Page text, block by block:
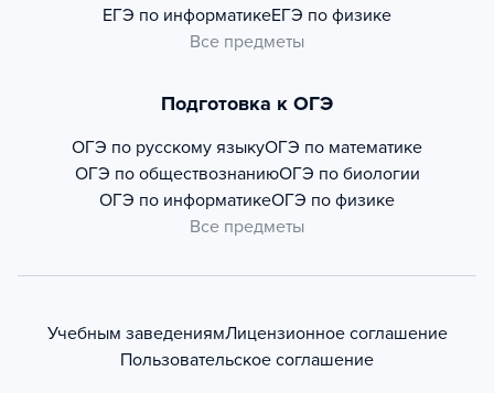
ЕГЭ по информатикеЕГЭ по физике
Все предметы
Подготовка к ОГЭ
ОГЭ по русскому языкуОГЭ по математике
ОГЭ по обществознаниюОГЭ по биологии
ОГЭ по информатикеОГЭ по физике
Все предметы
Учебным заведениямЛицензионное соглашение
Пользовательское соглашение